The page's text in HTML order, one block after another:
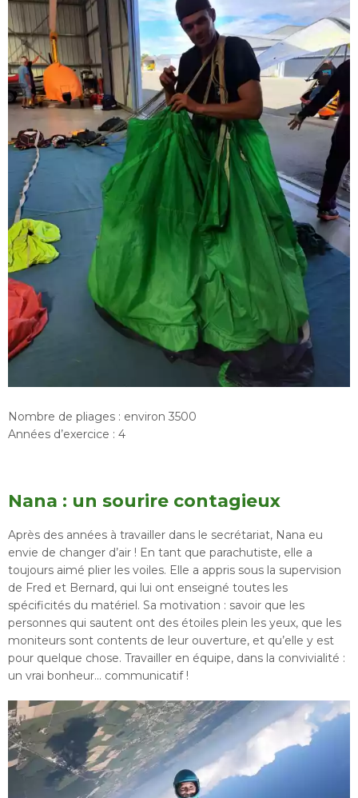
Nombre de pliages : environ 3500
Années d’exercice : 4
Nana : un sourire contagieux
Après des années à travailler dans le secrétariat, Nana eu
envie de changer d’air ! En tant que parachutiste, elle a
toujours aimé plier les voiles. Elle a appris sous la supervision
de Fred et Bernard, qui lui ont enseigné toutes les
spécificités du matériel. Sa motivation : savoir que les
personnes qui sautent ont des étoiles plein les yeux, que les
moniteurs sont contents de leur ouverture, et qu’elle y est
pour quelque chose. Travailler en équipe, dans la convivialité :
un vrai bonheur… communicatif !